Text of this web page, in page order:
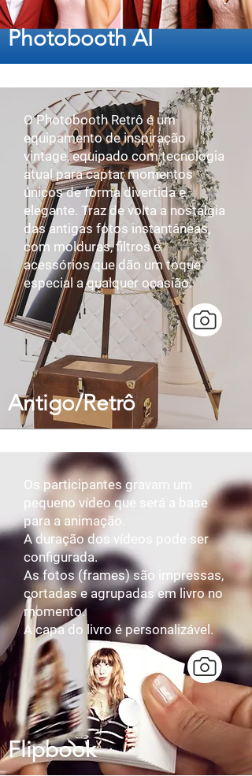
Photobooth AI
O Photobooth Retrô é um
equipamento de inspiração
vintage, equipado com tecnologia
atual para captar momentos
únicos de forma divertida e
elegante. Traz de volta a nostalgia
das antigas fotos instantâneas,
com molduras, filtros e
acessórios que dão um toque
especial a qualquer ocasião.
Antigo/Retrô
Os participantes gravam um
pequeno vídeo que será a base
para a animação.​
A duração dos vídeos pode ser
configurada.​
As fotos (frames) são impressas,
cortadas e agrupadas em livro no
momento.​
A capa do livro é personalizável.
Flipbook